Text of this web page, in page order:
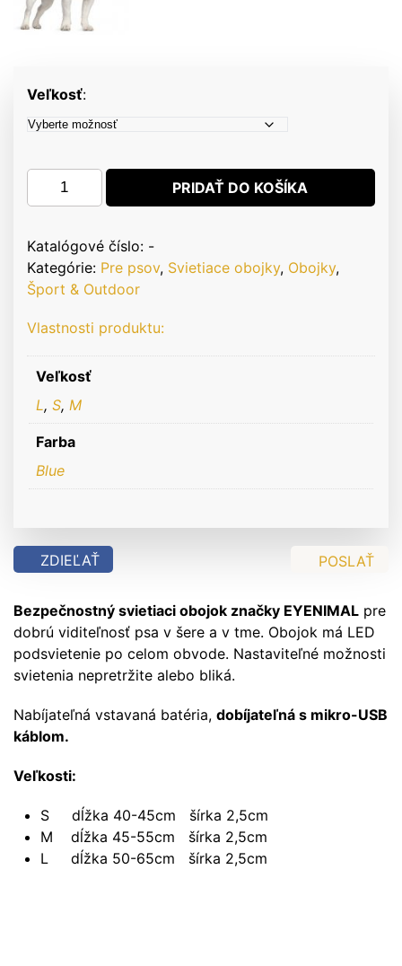
Veľkosť
množstvo
EYENIMAL
Collar
Blue
PRIDAŤ DO KOŠÍKA
Katalógové číslo: -
Kategórie: Pre psov, Svietiace obojky, Obojky,
Šport & Outdoor
Vlastnosti produktu:
Veľkosť
L, S, M
Farba
Blue
ZDIEĽAŤ POSLAŤ
Bezpečnostný svietiaci obojok značky EYENIMAL pre
dobrú viditeľnosť psa v šere a v tme. Obojok má LED
podsvietenie po celom obvode. Nastaviteľné možnosti
svietenia nepretržite alebo bliká.
Nabíjateľná vstavaná batéria, dobíjateľná s mikro-USB
káblom.
Veľkosti:
S dĺžka 40-45cm šírka 2,5cm
M dĺžka 45-55cm šírka 2,5cm
L dĺžka 50-65cm šírka 2,5cm